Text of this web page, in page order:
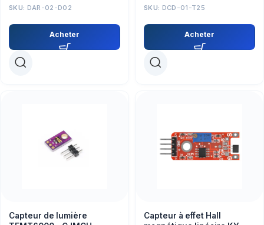
SKU: DAR-02-D02
Acheter
SKU: DCD-01-T25
Acheter
Capteur de lumière
Capteur à effet Hall